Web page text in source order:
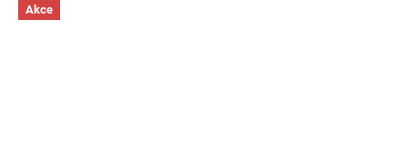
Akce